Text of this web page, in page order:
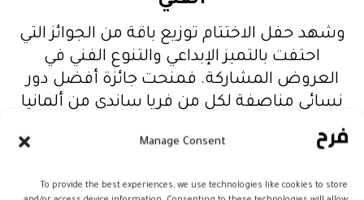
Manage Consent
To provide the best experiences, we use technologies like cookies to store
وشهد حفل الاختتام توزيع باقة من الجوائز التي
احتفت بالتميز الإبداعي والتنوع الفني في
العروض المشاركة. فمنحت جائزة أفضل دور
نسائي مناصفة لكل من فريا ساندي من ألمانيا
ووصال بن مرزوق من تونس عن أدائها
رجالي، فعادت مناصفة أيضا لكل من أحمد